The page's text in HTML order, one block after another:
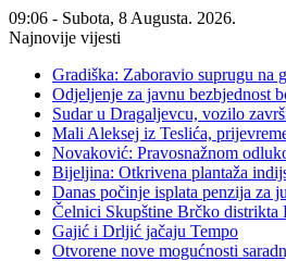
09:06 - Subota, 8 Augusta. 2026.
Najnovije vijesti
Gradiška: Zaboravio suprugu na
Odjeljenje za javnu bezbjednost
Sudar u Dragaljevcu, vozilo
Mali Aleksej iz Teslića,
Novaković: Pravosnažnom
Bijeljina: Otkrivena plantaža
Danas počinje isplata penzija za
Čelnici Skupštine Brčko distrikta
Gajić i Drljić jačaju Tempo
Otvorene nove mogućnosti